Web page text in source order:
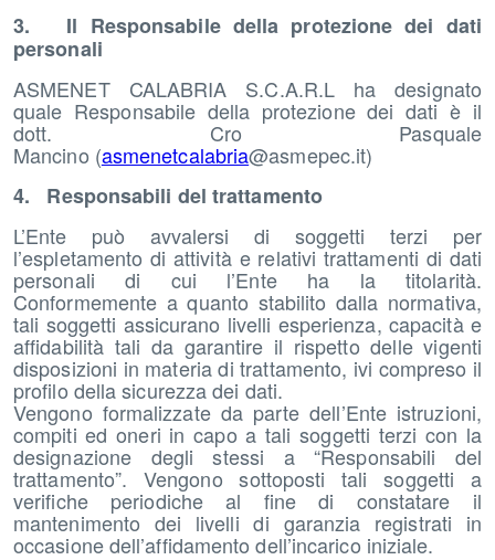
3. Il Responsabile della protezione dei dati
personali
ASMENET CALABRIA S.C.A.R.L ha designato
quale Responsabile della protezione dei dati è il
dott. Cro Pasquale
Mancino (asmenetcalabria@asmepec.it)
4. Responsabili del trattamento
L’Ente può avvalersi di soggetti terzi per
l’espletamento di attività e relativi trattamenti di dati
personali di cui l’Ente ha la titolarità.
Conformemente a quanto stabilito dalla normativa,
tali soggetti assicurano livelli esperienza, capacità e
affidabilità tali da garantire il rispetto delle vigenti
disposizioni in materia di trattamento, ivi compreso il
profilo della sicurezza dei dati.
Vengono formalizzate da parte dell’Ente istruzioni,
compiti ed oneri in capo a tali soggetti terzi con la
designazione degli stessi a “Responsabili del
trattamento”. Vengono sottoposti tali soggetti a
verifiche periodiche al fine di constatare il
mantenimento dei livelli di garanzia registrati in
occasione dell’affidamento dell’incarico iniziale.